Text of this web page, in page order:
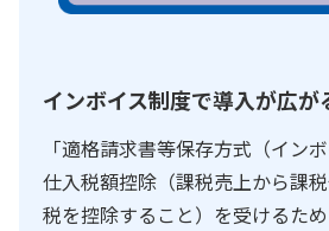
インボイス制度で導入が広が
「適格請求書等保存方式（イン
仕入税額控除（課税売上から課
税を控除すること）を受けるた